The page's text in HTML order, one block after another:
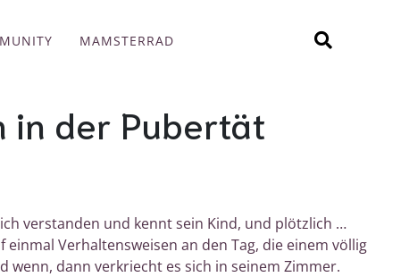
MAMSTERRAD
in der Pubertät
verstanden und kennt sein Kind, und plötzlich …
Verhaltensweisen an den Tag, die einem völlig
wenn, dann verkriecht es sich in seinem Zimmer.